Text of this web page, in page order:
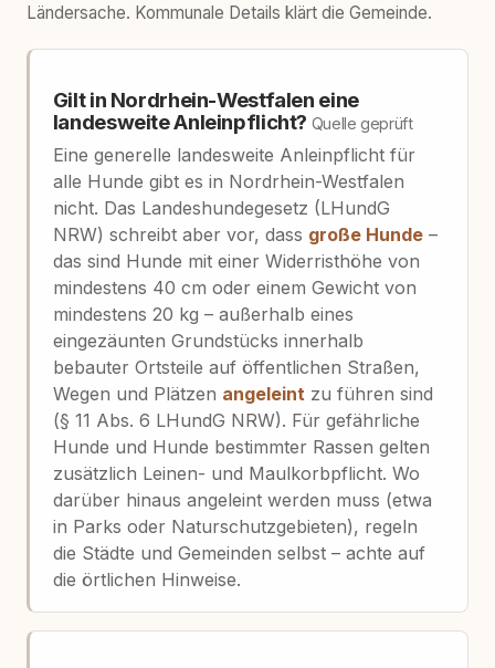
Ländersache. Kommunale Details klärt die Gemeinde.
Gilt in Nordrhein-Westfalen eine
landesweite Anleinpflicht? Quelle geprüft
Eine generelle landesweite Anleinpflicht für
alle Hunde gibt es in Nordrhein-Westfalen
nicht. Das Landeshundegesetz (LHundG
NRW) schreibt aber vor, dass große Hunde–
das sind Hunde mit einer Widerristhöhe von
mindestens 40 cm oder einem Gewicht von
mindestens 20 kg – außerhalb eines
eingezäunten Grundstücks innerhalb
bebauter Ortsteile auf öffentlichen Straßen,
Wegen und Plätzen angeleint zu führen sind
(§ 11 Abs. 6 LHundG NRW). Für gefährliche
Hunde und Hunde bestimmter Rassen gelten
zusätzlich Leinen- und Maulkorbpflicht. Wo
darüber hinaus angeleint werden muss (etwa
in Parks oder Naturschutzgebieten), regeln
die Städte und Gemeinden selbst – achte auf
die örtlichen Hinweise.